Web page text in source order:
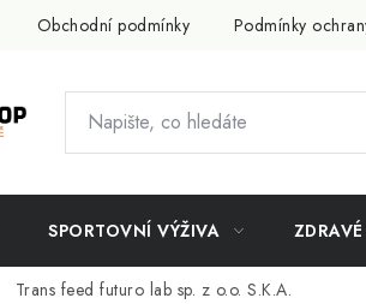
Obchodní podmínky Podmínky
SPORTOVNÍ VÝŽIVA
Trans feed futuro lab sp. z o.o. S.K.A.